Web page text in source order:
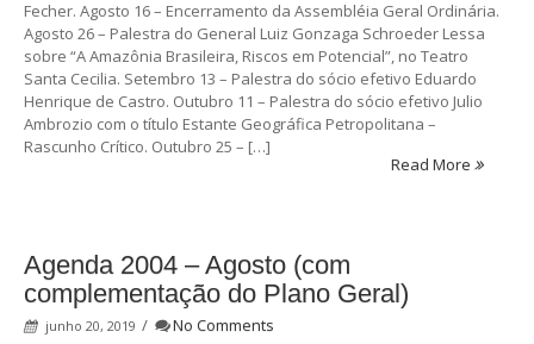
Fecher. Agosto 16 – Encerramento da Assembléia Geral Ordinária.
Agosto 26 – Palestra do General Luiz Gonzaga Schroeder Lessa
sobre “A Amazônia Brasileira, Riscos em Potencial”, no Teatro
Santa Cecilia. Setembro 13 – Palestra do sócio efetivo Eduardo
Henrique de Castro. Outubro 11 – Palestra do sócio efetivo Julio
Ambrozio com o título Estante Geográfica Petropolitana –
Rascunho Crítico. Outubro 25 – […]
Read More
Agenda 2004 – Agosto (com
complementação do Plano Geral)
junho 20, 2019 /
No Comments